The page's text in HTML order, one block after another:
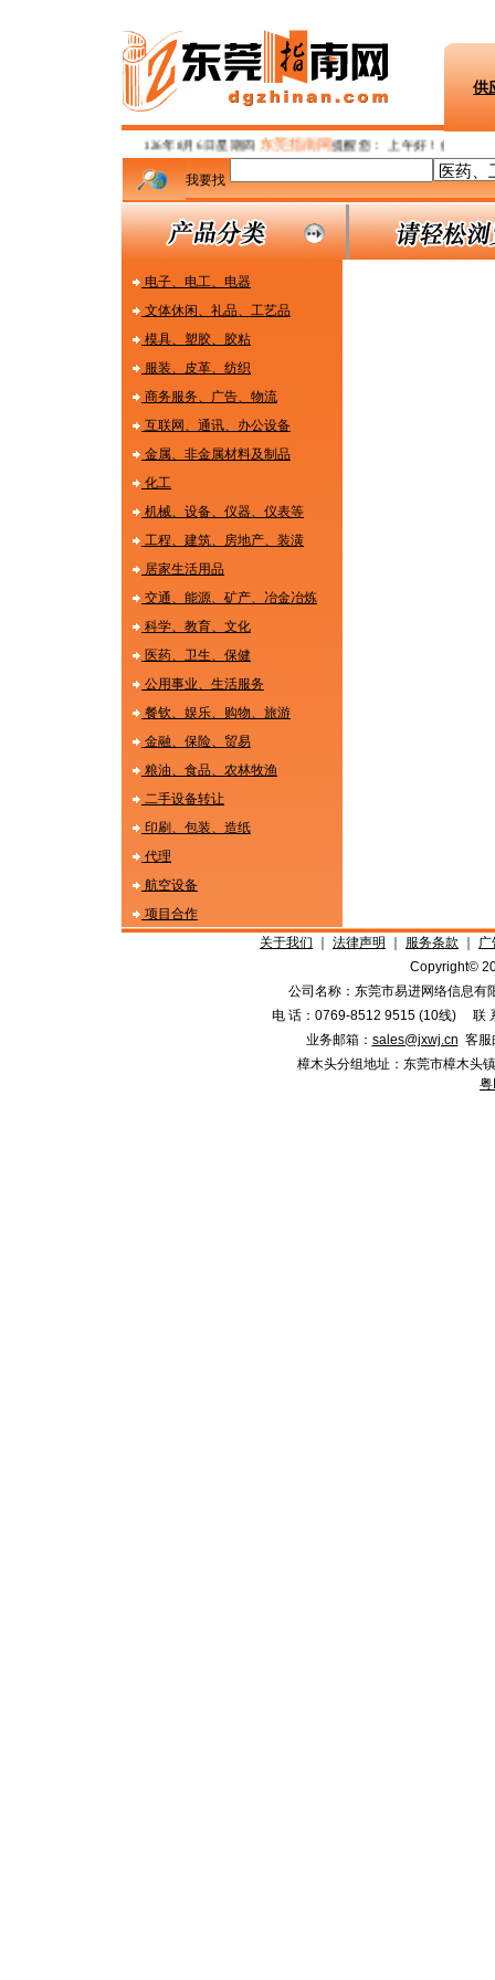
供
126年8月6日星期四 东莞指南网提醒您： 上午好！健康生活
我要找
电子、电工、电器
文体休闲、礼品、工艺品
模具、塑胶、胶粘
服装、皮革、纺织
商务服务、广告、物流
互联网、通讯、办公设备
金属、非金属材料及制品
化工
机械、设备、仪器、仪表等
工程、建筑、房地产、装潢
居家生活用品
交通、能源、矿产、冶金冶炼
科学、教育、文化
医药、卫生、保健
公用事业、生活服务
餐钦、娱乐、购物、旅游
金融、保险、贸易
粮油、食品、农林牧渔
二手设备转让
印刷、包装、造纸
代理
航空设备
项目合作
关于我们
法律声明 服务条款
广
Copyright©
公司名称：东莞市易进网络信息
电 话：0769-8512 9515 (10线) 联
业务邮箱： sales@jxwj.cn 客服
樟木头分组地址：东莞市樟木头